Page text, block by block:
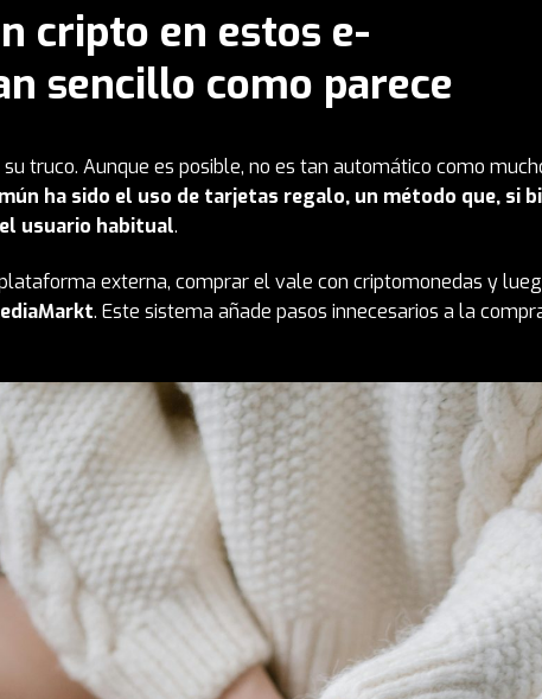
cripto en estos e-
sencillo como parece
truco. Aunque es posible, no es tan automático como
ha sido el uso de tarjetas regalo, un método que, si
usuario habitual.
externa, comprar el vale con criptomonedas y
. Este sistema añade pasos innecesarios a la